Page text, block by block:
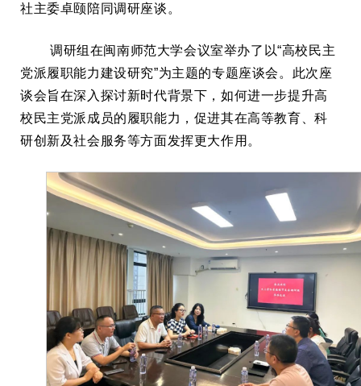
社主委卓颐陪同调研座谈。
调研组在闽南师范大学会议室举办了以“高校民主
党派履职能力建设研究”为主题的专题座谈会。此次座
谈会旨在深入探讨新时代背景下，如何进一步提升高
校民主党派成员的履职能力，促进其在高等教育、科
研创新及社会服务等方面发挥更大作用。